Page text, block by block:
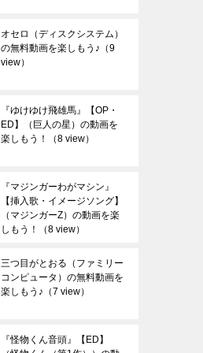
オセロ（ディスクシステム）
の無料動画を楽しもう♪ （9
view）
『ゆけゆけ飛雄馬』【OP・
ED】（巨人の星）の動画を
楽しもう！
（8 view）
『マジンガーわがマシン』
【挿入歌・イメージソング】
（マジンガーZ）の動画を楽
しもう！
（8 view）
三つ目がとおる（ファミリー
コンピュータ）の無料動画を
楽しもう♪ （7 view）
『怪物くん音頭』【ED】